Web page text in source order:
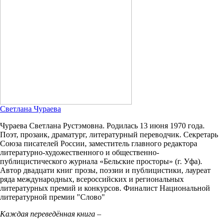
Светлана Чураева
Чураева Светлана Рустэмовна. Родилась 13 июня 1970 года.
Поэт, прозаик, драматург, литературный переводчик. Секретарь
Союза писателей России, заместитель главного редактора
литературно-художественного и общественно-
публицистического журнала «Бельские просторы» (г. Уфа).
Автор двадцати книг прозы, поэзии и публицистики, лауреат
ряда международных, всероссийских и региональных
литературных премий и конкурсов. Финалист Национальной
литературной премии "Слово"
Каждая переведённая книга –